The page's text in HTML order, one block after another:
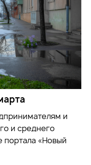
и
и среднего
портала «Новый